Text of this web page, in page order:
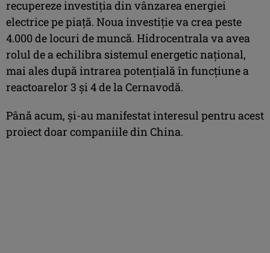
recupereze investiţia din vânzarea energiei
electrice pe piaţă. Noua investiţie va crea peste
4.000 de locuri de muncă. Hidrocentrala va avea
rolul de a echilibra sistemul energetic naţional,
mai ales după intrarea potenţială în funcţiune a
reactoarelor 3 şi 4 de la Cernavodă.
Până acum, şi-au manifestat interesul pentru acest
proiect doar companiile din China.